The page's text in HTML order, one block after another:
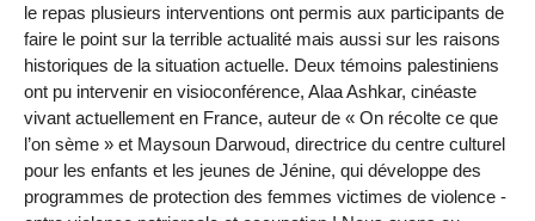
le repas plusieurs interventions ont permis aux participants de
faire le point sur la terrible actualité mais aussi sur les raisons
historiques de la situation actuelle. Deux témoins palestiniens
ont pu intervenir en visioconférence, Alaa Ashkar, cinéaste
vivant actuellement en France, auteur de « On récolte ce que
l’on sème » et Maysoun Darwoud, directrice du centre culturel
pour les enfants et les jeunes de Jénine, qui développe des
programmes de protection des femmes victimes de violence -